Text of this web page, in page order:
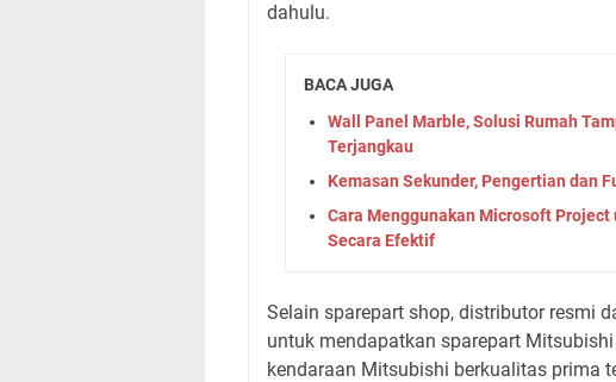
dahulu.
BACA JUGA
Wall Panel Marble, Solusi Rumah
Terjangkau
Kemasan Sekunder, Pengertian dan
Cara Menggunakan Microsoft
Secara Efektif
Selain sparepart shop, distributor resmi
untuk mendapatkan sparepart
kendaraan Mitsubishi berkualitas prima